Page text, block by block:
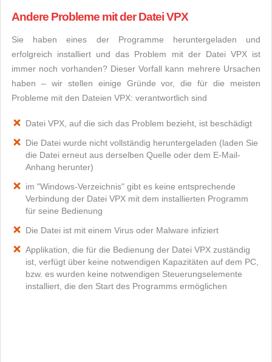
Andere Probleme mit der Datei VPX
Sie haben eines der Programme heruntergeladen und
erfolgreich installiert und das Problem mit der Datei VPX ist
immer noch vorhanden? Dieser Vorfall kann mehrere Ursachen
haben – wir stellen einige Gründe vor, die für die meisten
Probleme mit den Dateien VPX: verantwortlich sind
Datei VPX, auf die sich das Problem bezieht, ist beschädigt
Die Datei wurde nicht vollständig heruntergeladen (laden Sie
die Datei erneut aus derselben Quelle oder dem E-Mail-
Anhang herunter)
im "Windows-Verzeichnis" gibt es keine entsprechende
Verbindung der Datei VPX mit dem installierten Programm
für seine Bedienung
Die Datei ist mit einem Virus oder Malware infiziert
Applikation, die für die Bedienung der Datei VPX zuständig
ist, verfügt über keine notwendigen Kapazitäten auf dem PC,
bzw. es wurden keine notwendigen Steuerungselemente
installiert, die den Start des Programms ermöglichen